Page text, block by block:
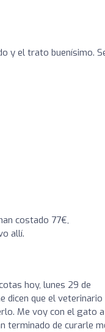
y el trato buenísimo.
costado 77€,
allí.
hoy, lunes 29 de
dicen que el veterinario
Me voy con el gato a
terminado de curarle